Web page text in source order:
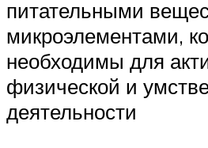
питательными
микроэлементами,
необходимы для
физической и
деятельности